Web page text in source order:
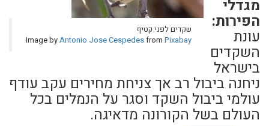
שקדים לפני קטיף
Image byAntonio Jose Cespedesfrom Pixabay
מגדלי
הפירות:
עונת
השקדים
בישראל
ניחנה ביבול רב אך צניחת מחירים עקב עודף
עולמי ביבול השקד וסגר על הנמלים בכל
העולם בשל הקורונה מדאיגה.